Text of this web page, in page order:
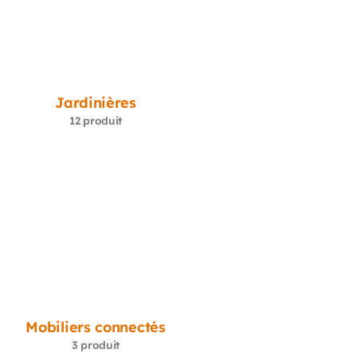
Jardinières
12 produit
Mobiliers connectés
3 produit